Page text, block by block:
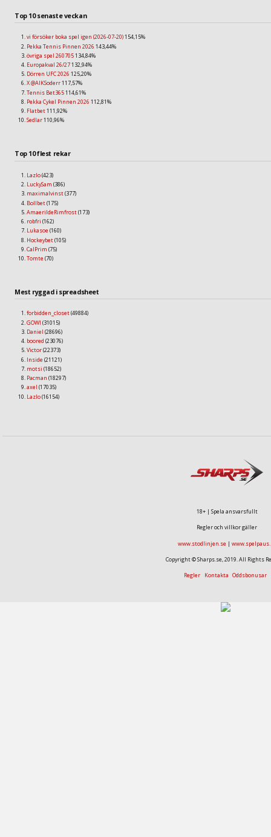
Top 10 senaste veckan
vi försöker boka spel igen (2026-07-20)154,15%
Pekka Tennis Pinnen 2026 143,44%
övriga spel 260705134,84%
Europakval 26/27132,94%
Dörren UFC 2026 125,20%
X @AIKSoderr117,57%
Tennis Bet365114,61%
Pekka Cykel Pinnen 2026 112,81%
Flatbet111,92%
Sedlar110,96%
Top 10 flest rekar
Lazlo(423)
LuckySam (386)
maximalvinst(377)
Bollbet(175)
AmaerildeRimfrost(173)
robfri (162)
Lukasoe (160)
Hockeybet(105)
CalPrim (75)
Tomte (70)
Mest ryggad i spreadsheet
forbidden_closet(49884)
GOWI (31015)
Daniel (28696)
boored (23076)
Victor(22373)
Inside (21121)
motsi (18652)
Pacman (18297)
axel (17035)
Lazlo(16154)
18+ | Spela ansvarsfullt
Regler och villkor gäller
www.stodlinjen.se |
Copyright © Sharps.se, 2019. All Rights
Regler Kontakta Oddsbonusar